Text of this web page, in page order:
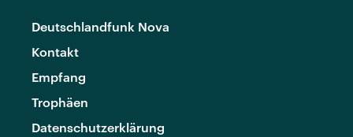
Deutschlandfunk Nova
Kontakt
Empfang
Trophäen
Datenschutzerklärung